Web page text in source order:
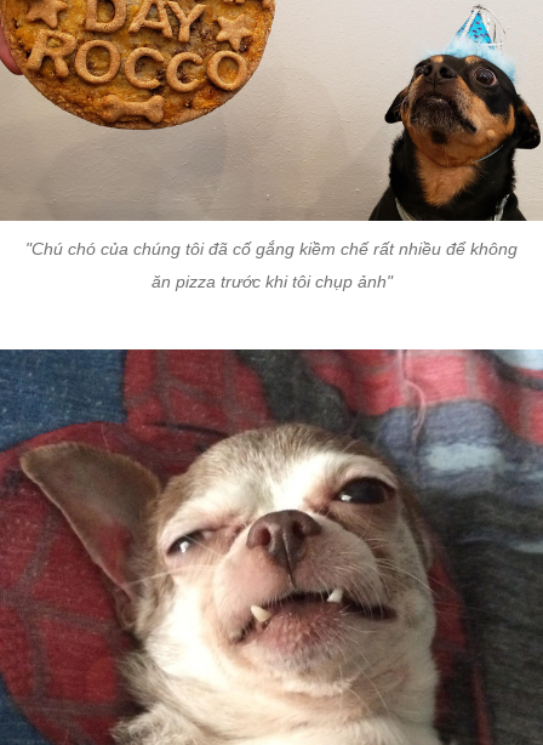
"Chú chó của chúng tôi đã cố gắng kiềm chế rất nhiều để không
ăn pizza trước khi tôi chụp ảnh"